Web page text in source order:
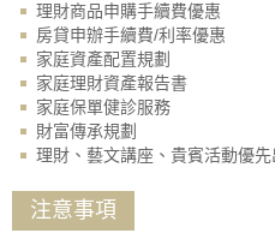
理財商品申購手續費優惠
房貸申辦手續費/利率優惠
家庭資產配置規劃
家庭理財資產報告書
家庭保單健診服務
財富傳承規劃
理財、藝文講座、貴賓活動優先
注意事項